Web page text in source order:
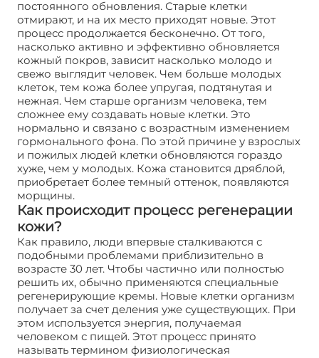
постоянного обновления. Старые клетки
отмирают, и на их место приходят новые. Этот
процесс продолжается бесконечно. От того,
насколько активно и эффективно обновляется
кожный покров, зависит насколько молодо и
свежо выглядит человек. Чем больше молодых
клеток, тем кожа более упругая, подтянутая и
нежная. Чем старше организм человека, тем
сложнее ему создавать новые клетки. Это
нормально и связано с возрастным изменением
гормонального фона. По этой причине у взрослых
и пожилых людей клетки обновляются гораздо
хуже, чем у молодых. Кожа становится дряблой,
приобретает более темный оттенок, появляются
морщины.
Как происходит процесс регенерации
кожи?
Как правило, люди впервые сталкиваются с
подобными проблемами приблизительно в
возрасте 30 лет. Чтобы частично или полностью
решить их, обычно применяются специальные
регенерирующие кремы. Новые клетки организм
получает за счет деления уже существующих. При
этом используется энергия, получаемая
человеком с пищей. Этот процесс принято
называть термином физиологическая